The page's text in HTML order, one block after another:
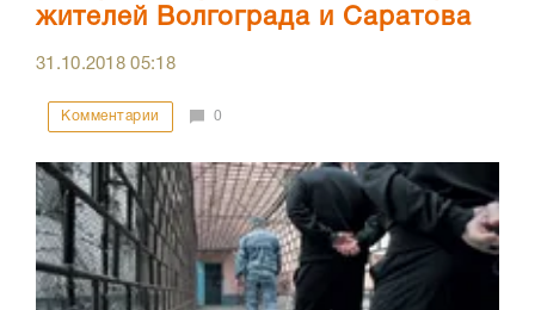
жителей Волгограда и Саратова
31.10.201805:18
Комментарии 0